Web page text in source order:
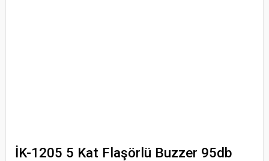
İK-1205 5 Kat Flaşörlü Buzzer 95db